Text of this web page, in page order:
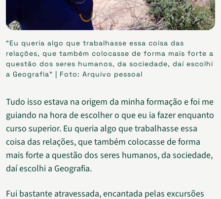
“Eu queria algo que trabalhasse essa coisa das
relações, que também colocasse de forma mais forte a
questão dos seres humanos, da sociedade, daí escolhi
a Geografia” | Foto: Arquivo pessoal
Tudo isso estava na origem da minha formação e foi me
guiando na hora de escolher o que eu ia fazer enquanto
curso superior. Eu queria algo que trabalhasse essa
coisa das relações, que também colocasse de forma
mais forte a questão dos seres humanos, da sociedade,
daí escolhi a Geografia.
Fui bastante atravessada, encantada pelas excursões